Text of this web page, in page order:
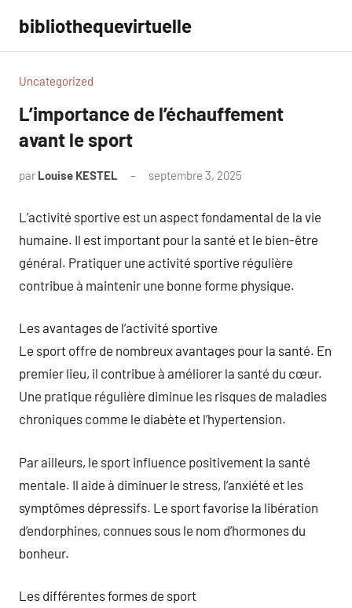
contenu
bibliothequevirtuelle
Uncategorized
L’importance de l’échauffement
avant le sport
par Louise KESTEL septembre 3, 2025
L’activité sportive est un aspect fondamental de la vie
humaine. Il est important pour la santé et le bien-être
général. Pratiquer une activité sportive régulière
contribue à maintenir une bonne forme physique.
Les avantages de l’activité sportive
Le sport offre de nombreux avantages pour la santé. En
premier lieu, il contribue à améliorer la santé du cœur.
Une pratique régulière diminue les risques de maladies
chroniques comme le diabète et l’hypertension.
Par ailleurs, le sport influence positivement la santé
mentale. Il aide à diminuer le stress, l’anxiété et les
symptômes dépressifs. Le sport favorise la libération
d’endorphines, connues sous le nom d’hormones du
bonheur.
Les différentes formes de sport